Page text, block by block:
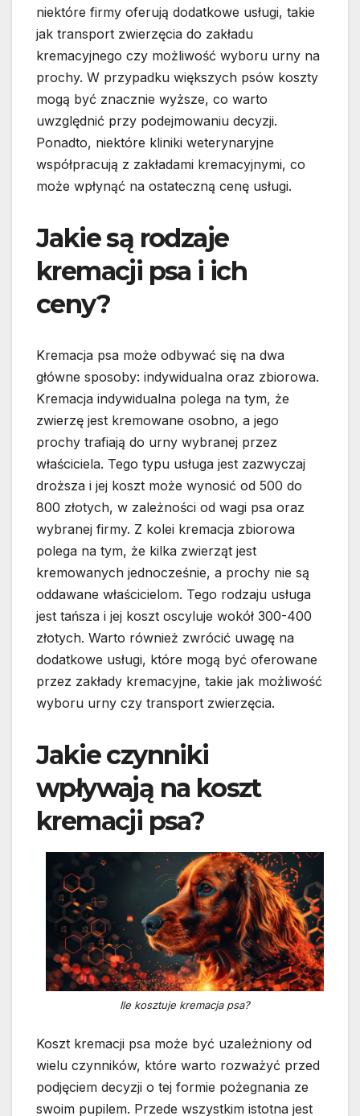
niektóre firmy oferują dodatkowe usługi, takie
jak transport zwierzęcia do zakładu
kremacyjnego czy możliwość wyboru urny na
prochy. W przypadku większych psów koszty
mogą być znacznie wyższe, co warto
uwzględnić przy podejmowaniu decyzji.
Ponadto, niektóre kliniki weterynaryjne
współpracują z zakładami kremacyjnymi, co
może wpłynąć na ostateczną cenę usługi.
Jakie są rodzaje
kremacji psa i ich
ceny?
Kremacja psa może odbywać się na dwa
główne sposoby: indywidualna oraz zbiorowa.
Kremacja indywidualna polega na tym, że
zwierzę jest kremowane osobno, a jego
prochy trafiają do urny wybranej przez
właściciela. Tego typu usługa jest zazwyczaj
droższa i jej koszt może wynosić od 500 do
800 złotych, w zależności od wagi psa oraz
wybranej firmy. Z kolei kremacja zbiorowa
polega na tym, że kilka zwierząt jest
kremowanych jednocześnie, a prochy nie są
oddawane właścicielom. Tego rodzaju usługa
jest tańsza i jej koszt oscyluje wokół 300-400
złotych. Warto również zwrócić uwagę na
dodatkowe usługi, które mogą być oferowane
przez zakłady kremacyjne, takie jak możliwość
wyboru urny czy transport zwierzęcia.
Jakie czynniki
wpływają na koszt
kremacji psa?
Ile kosztuje kremacja psa?
Koszt kremacji psa może być uzależniony od
wielu czynników, które warto rozważyć przed
podjęciem decyzji o tej formie pożegnania ze
swoim pupilem. Przede wszystkim istotna jest